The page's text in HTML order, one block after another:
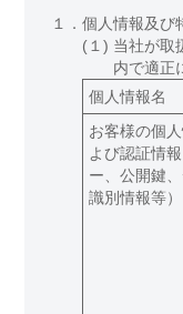
１．個人情報及び
(１) 当社が取
内で適正
個人情報名
お客様の個
よび認証情
ー、公開鍵
識別情報等）